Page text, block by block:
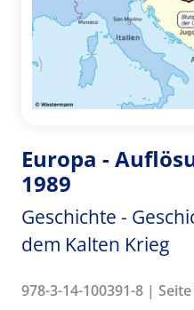
Europa -
1989
Geschichte -
dem Kalten Krieg
978-3-14-100391-8 |